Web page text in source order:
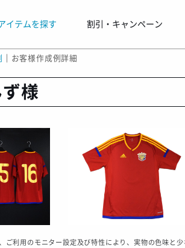
イテムを探す 割引・キャンペーン
お客様作成例詳細
様
利用のモニター設定及び特性により、実物の色味と少